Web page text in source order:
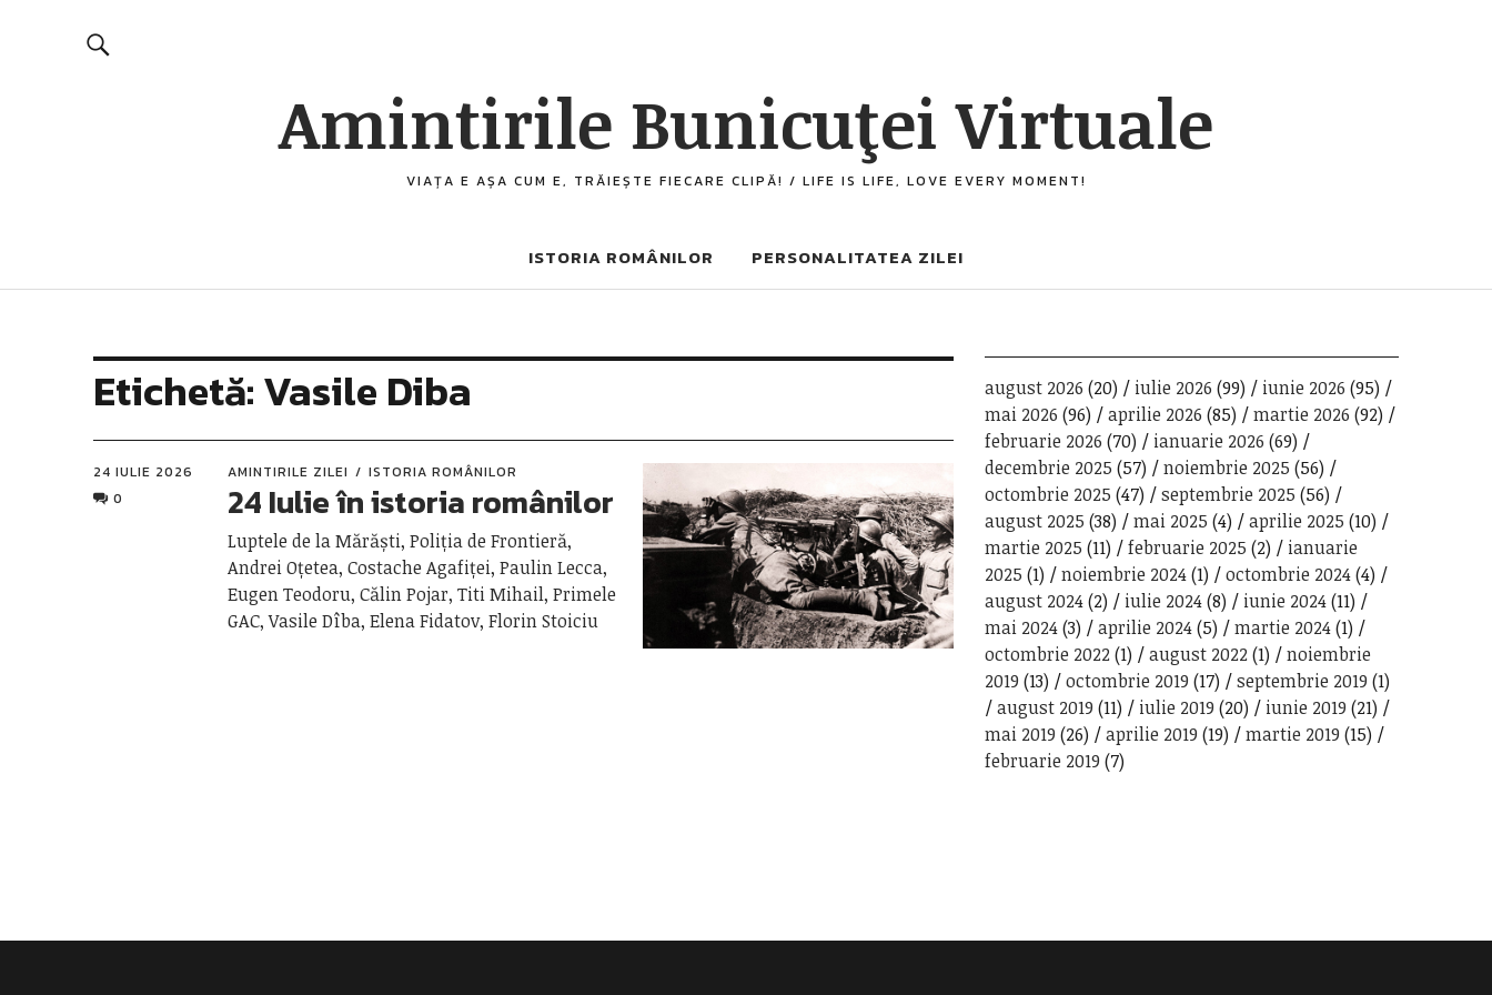
Amintirile Bunicuţei Virtuale
VIAȚA E AȘA CUM E, TRĂIEȘTE FIECARE CLIPĂ! / LIFE IS LIFE, LOVE EVERY MOMENT!
ISTORIA ROMÂNILOR PERSONALITATEA ZILEI
Etichetă:Vasile Diba
24 IULIE 2026
0
AMINTIRILE ZILEI ISTORIA ROMÂNILOR
24 Iulie în istoria românilor
Luptele de la Mărăști, Poliția de Frontieră,
Andrei Oțetea, Costache Agafiței, Paulin Lecca,
Eugen Teodoru, Călin Pojar, Titi Mihail, Primele
GAC, Vasile Dîba, Elena Fidatov, Florin Stoiciu
august 2026 (20) iulie 2026 (99) iunie 2026 (95)
mai 2026 (96) aprilie 2026 (85) martie 2026 (92)
februarie 2026 (70) ianuarie 2026 (69)
decembrie 2025 (57) noiembrie 2025 (56)
octombrie 2025 (47) septembrie 2025 (56)
august 2025 (38) mai 2025 (4) aprilie 2025 (10)
martie 2025 (11) februarie 2025 (2)
ianuarie
2025 (1) noiembrie 2024(1) octombrie 2024(4)
august 2024(2) iulie 2024(8) iunie 2024(11)
mai 2024(3) aprilie 2024(5) martie 2024(1)
octombrie 2022(1) august 2022(1)
noiembrie
2019 (13) octombrie 2019 (17) septembrie 2019 (1)
august 2019 (11) iulie 2019 (20) iunie 2019 (21)
mai 2019 (26) aprilie 2019 (19) martie 2019 (15)
februarie 2019 (7)